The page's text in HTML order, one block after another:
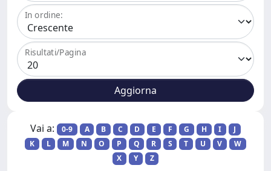
In ordine:
Risultati/Pagina
Vai a: 0-9 A B C D E F G H I
J
K
L M N O P Q R S T U V
W
X
Y Z